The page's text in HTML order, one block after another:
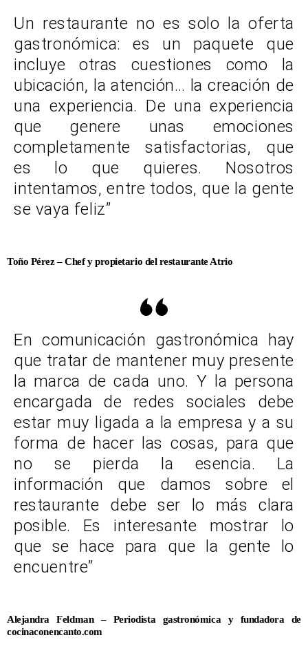
Un restaurante no es solo la oferta
gastronómica: es un paquete que
incluye otras cuestiones como la
ubicación, la atención… la creación de
una experiencia. De una experiencia
que genere unas emociones
completamente satisfactorias, que
es lo que quieres. Nosotros
intentamos, entre todos, que la gente
se vaya feliz”
Toño Pérez – Chef y propietario del restaurante Atrio
En comunicación gastronómica hay
que tratar de mantener muy presente
la marca de cada uno. Y la persona
encargada de redes sociales debe
estar muy ligada a la empresa y a su
forma de hacer las cosas, para que
no se pierda la esencia. La
información que damos sobre el
restaurante debe ser lo más clara
posible. Es interesante mostrar lo
que se hace para que la gente lo
encuentre”
Alejandra Feldman – Periodista gastronómica y fundadora de
cocinaconencanto.com